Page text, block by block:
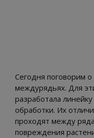
Сегодня поговорим
междурядьях. Для
разработала
обработки. Их
проходят между
повреждения